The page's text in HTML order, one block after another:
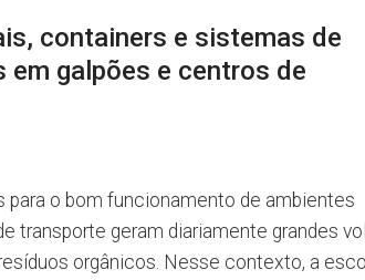
containers e sistemas de
galpões e centros de
o bom funcionamento de ambientes
transporte geram diariamente grandes
orgânicos. Nesse contexto, a